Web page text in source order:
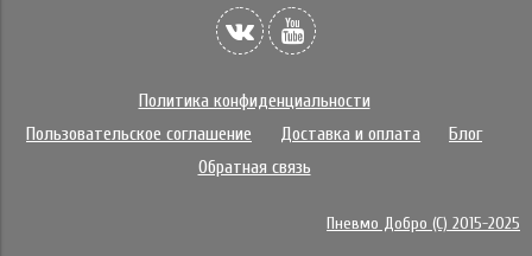
Политика конфиденциальности
Пользовательское соглашение
Доставка и оплата
Блог
Обратная связь
Пневмо Добро (С) 2015-2025